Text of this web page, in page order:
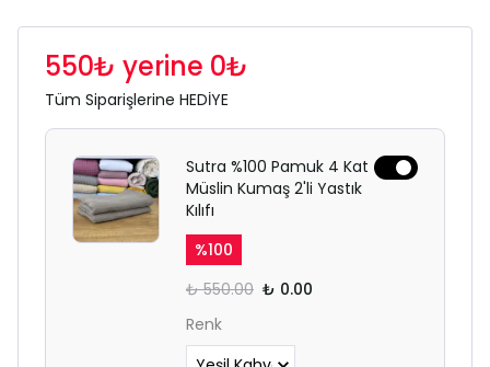
550₺ yerine 0₺
Tüm Siparişlerine HEDİYE
Sutra %100 Pamuk 4 Kat
Müslin Kumaş 2'li Yastık
Kılıfı
%100
₺ 550.00 ₺ 0.00
Renk